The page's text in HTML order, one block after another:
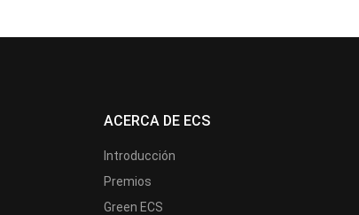
ACERCA DE ECS
Introducción
Premios
Green ECS